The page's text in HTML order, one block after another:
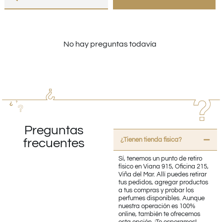
No hay preguntas todavía
Preguntas
frecuentes
¿Tienen tienda fisica?
Sí, tenemos un punto de retiro
físico en Viana 915, Oficina 215,
Viña del Mar. Allí puedes retirar
tus pedidos, agregar productos
a tus compras y probar los
perfumes disponibles. Aunque
nuestra operación es 100%
online, también te ofrecemos